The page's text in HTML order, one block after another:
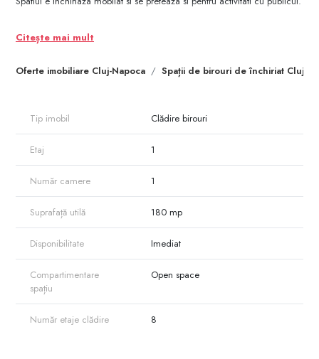
Oferte imobiliare Cluj-Napoca Spații de birouri de închiriat Cluj-
Citește mai mult
Tip imobil Clădire birouri
Etaj 1
Număr camere 1
Suprafață utilă 180 mp
Disponibilitate Imediat
Compartimentare
spațiu
Open space
Număr etaje clădire 8